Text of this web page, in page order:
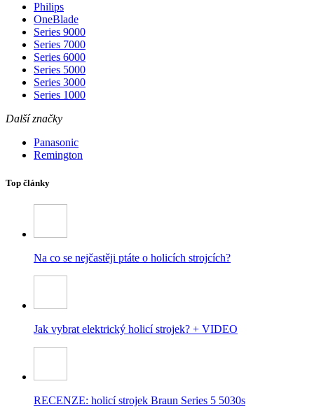
Philips
OneBlade
Series 9000
Series 7000
Series 6000
Series 5000
Series 3000
Series 1000
Další značky
Panasonic
Remington
Top články
Na co se nejčastěji ptáte o holicích strojcích?
Jak vybrat elektrický holicí strojek? + VIDEO
RECENZE: holicí strojek Braun Series 5 5030s